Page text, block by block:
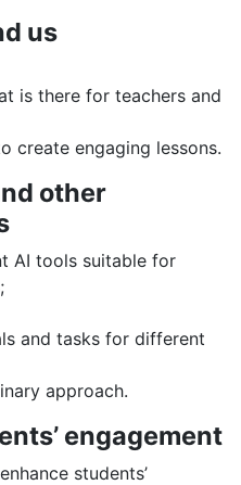
us
is there for teachers and
create engaging lessons.
other
AI tools suitable for
and tasks for different
approach.
engagement
students’